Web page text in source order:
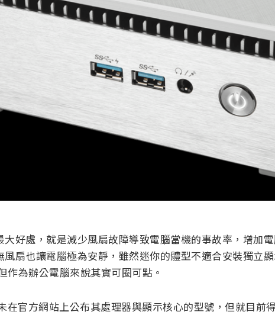
大好處，就是減少風扇故障導致電腦當機的事故率，增加
風扇也讓電腦極為安靜，雖然迷你的體型不適合安裝獨立
作為辦公電腦來說其實可圈可點。
在官方網站上公布其處理器與顯示核心的型號，但就目前